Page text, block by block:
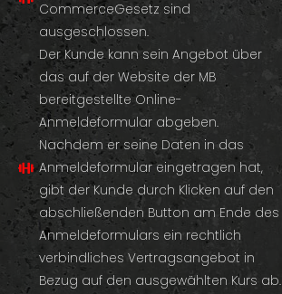
CommerceGesetz sind
ausgeschlossen.
Der Kunde kann sein Angebot über
das auf der Website der MB
bereitgestellte Online-
Anmeldeformular abgeben.
Nachdem er seine Daten in das
Anmeldeformular eingetragen hat,
gibt der Kunde durch Klicken auf den
abschließenden Button am Ende des
Anmeldeformulars ein rechtlich
verbindliches Vertragsangebot in
Bezug auf den ausgewählten Kurs ab.